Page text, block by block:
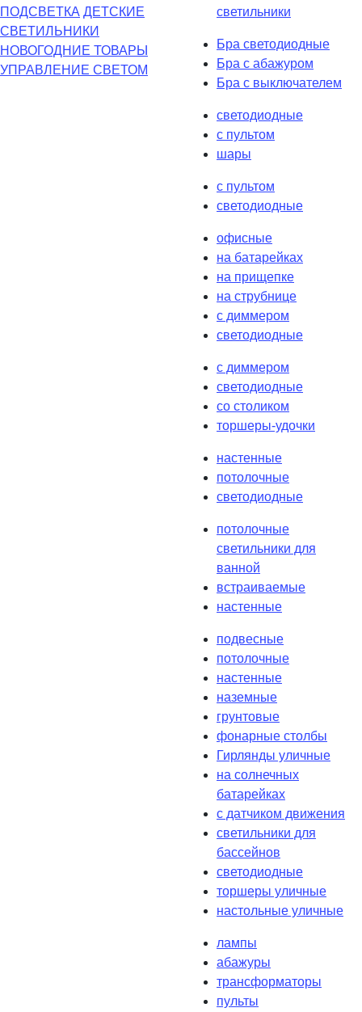
ПОДСВЕТКА ДЕТСКИЕ
СВЕТИЛЬНИКИ
НОВОГОДНИЕ ТОВАРЫ
УПРАВЛЕНИЕ СВЕТОМ
светильники
Бра светодиодные
Бра с абажуром
Бра с выключателем
светодиодные
с пультом
шары
с пультом
светодиодные
офисные
на батарейках
на прищепке
на струбнице
с диммером
светодиодные
с диммером
светодиодные
со столиком
торшеры-удочки
настенные
потолочные
светодиодные
потолочные
светильники для
ванной
встраиваемые
настенные
подвесные
потолочные
настенные
наземные
грунтовые
фонарные столбы
Гирлянды уличные
на солнечных
батарейках
с датчиком движения
светильники для
бассейнов
светодиодные
торшеры уличные
настольные уличные
лампы
абажуры
трансформаторы
пульты